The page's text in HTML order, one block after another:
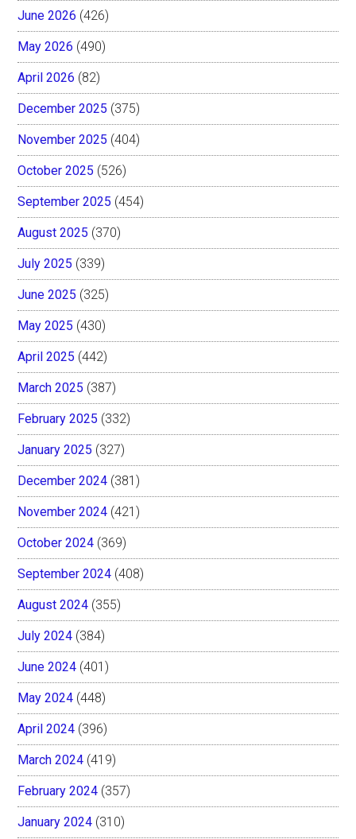
June 2026 (426)
May 2026 (490)
April 2026 (82)
December 2025 (375)
November 2025 (404)
October 2025 (526)
September 2025 (454)
August 2025 (370)
July 2025 (339)
June 2025 (325)
May 2025 (430)
April 2025 (442)
March 2025 (387)
February 2025 (332)
January 2025 (327)
December 2024 (381)
November 2024 (421)
October 2024 (369)
September 2024 (408)
August 2024 (355)
July 2024 (384)
June 2024 (401)
May 2024 (448)
April 2024 (396)
March 2024 (419)
February 2024 (357)
January 2024 (310)